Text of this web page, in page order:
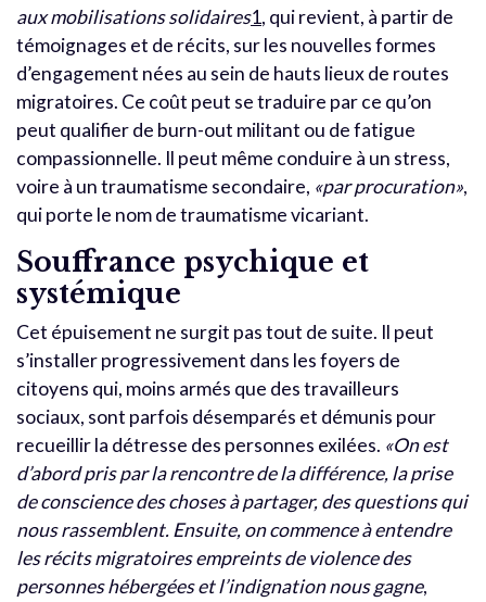
aux mobilisations solidaires1, qui revient, à partir de
témoignages et de récits, sur les nouvelles formes
d’engagement nées au sein de hauts lieux de routes
migratoires. Ce coût peut se traduire par ce qu’on
peut qualifier de burn-out militant ou de fatigue
compassionnelle. Il peut même conduire à un stress,
voire à un traumatisme secondaire, «par procuration»,
qui porte le nom de traumatisme vicariant.
Souffrance psychique et
systémique
Cet épuisement ne surgit pas tout de suite. Il peut
s’installer progressivement dans les foyers de
citoyens qui, moins armés que des travailleurs
sociaux, sont parfois désemparés et démunis pour
recueillir la détresse des personnes exilées. «On est
d’abord pris par la rencontre de la différence, la prise
de conscience des choses à partager, des questions qui
nous rassemblent. Ensuite, on commence à entendre
les récits migratoires empreints de violence des
personnes hébergées et l’indignation nous gagne,